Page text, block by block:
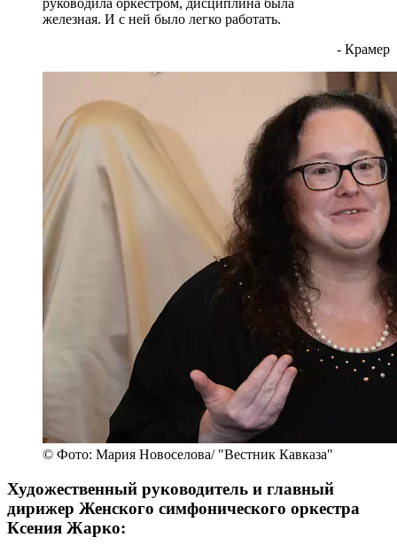
руководила оркестром, дисциплина была
железная. И с ней было легко работать.
- Крамер
© Фото: Мария Новоселова/ "Вестник Кавказа"
Художественный руководитель и главный
дирижер Женского симфонического оркестра
Ксения Жарко: